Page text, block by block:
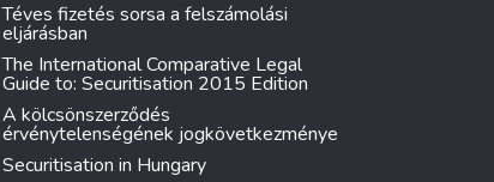
Téves fizetés sorsa a felszámolási
eljárásban
The International Comparative Legal
Guide to: Securitisation 2015 Edition
A kölcsönszerződés
érvénytelenségének jogkövetkezménye
Securitisation in Hungary